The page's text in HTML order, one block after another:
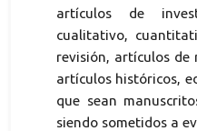
artículos de
cualitativo,
revisión, artículos de
artículos históricos,
que sean
siendo sometidos a